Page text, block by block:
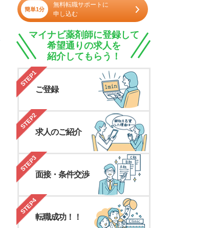
簡単1分
無料転職サポートに
申し込む
マイナビ薬剤師に登録して
希望通りの求人を
紹介してもらう！
STEP1
ご登録
STEP2
求人のご紹介
STEP3
面接・条件交渉
STEP4
転職成功！！